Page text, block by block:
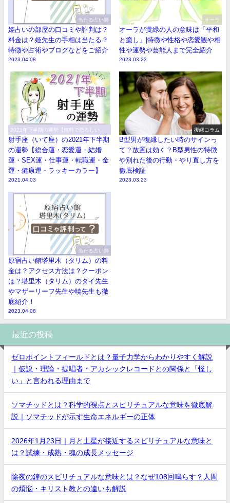
当たる占い師
姫占いの部屋の口コミや評判は？
料金は？姫先生の手相は当たる？
特徴や占術やブログなどをご紹介
2023.04.08
オーラ
オーラが黄緑の人の意味は「平和
と癒し」|特徴や性格や恋愛観や相
性や運勢や芸能人まで完全紹介
2023.03.23
2021年下半期の運勢【無料で恐ろしい程
当たる！】
射手座（いて座）の2021年下半期
の運勢【総合運・恋愛運・結婚
運・SEX運・仕事運・転職運・金
運・健康運・ラッキーカラー】
2021.04.03
復縁コラム
B型男が復縁したい時のサインっ
て？放置は効く？B型男性の特徴
や別れた後の行動・やり直し方を
徹底検証
2023.03.23
当たる占い師
原宿占い館塔里木（タリム）の料
金は？アクセス方法は？クーポン
は？塔里木（タリム）のダイ先生
やマザーリーフ先生や暁先生も徹
底紹介！
2023.04.08
最近の投稿
ゼロポイントフィールドとは？量子力学からわかりやすく解説
｜仮説・理論・提唱者・アカシックレコードとの関係と「怪し
い」と言われる理由まで
ソマチッドとは？科学的視点とスピリチュアルな意味を徹底解
説｜ソマチッドが示す生命エネルギーの正体
2026年1月23日｜月と土星が接近するスピリチュアルな意味と
は？試練・成熟・魂の成長メッセージ
除夜の鐘のスピリチュアルな意味とは？なぜ108回鳴らす？人間
の煩悩・キリスト教との違いも解説